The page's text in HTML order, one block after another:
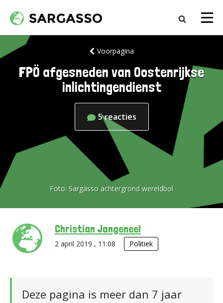
Voorpagina
FPÖ afgesneden van Oostenrijkse
inlichtingendienst
5reacties
Foto: Sargasso achtergrond wereldbol
Christian Jongeneel
2 april 2019 , 11:08 Politiek
Deze pagina is meer dan 7 jaar